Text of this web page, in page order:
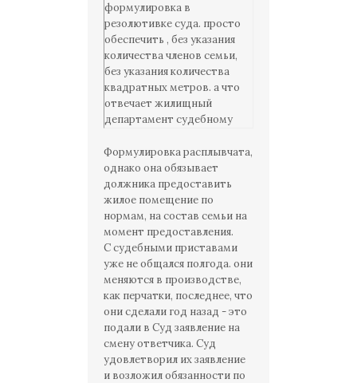
формулировка в
резолютивке суда. просто
обеспечить , без указания
количества членов семьи,
без указания количества
квадратных метров. а что
отвечает жилищный
департамент судебному
почему они не
обеспечивают вас жильем и
не исполняют решение?вы
знакомы с материалами
исполнительного
производства?
Формулировка расплывчата,
однако она обязывает
должника предоставить
жилое помещение по
нормам, на состав семьи на
момент предоставления.
С судебными приставами
уже не общался полгода. они
меняются в производстве,
как перчатки, последнее, что
они сделали год назад - это
подали в Суд заявление на
смену ответчика. Суд
удовлетворил их заявление
и возложил обязанности по